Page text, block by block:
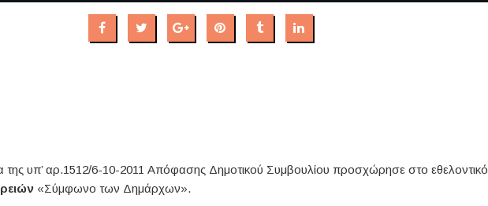
υπ’ αρ.1512/6-10-2011 Απόφασης Δημοτικού Συμβουλίου προσχώρησε στο εθελοντικό
«Σύμφωνο των Δημάρχων».